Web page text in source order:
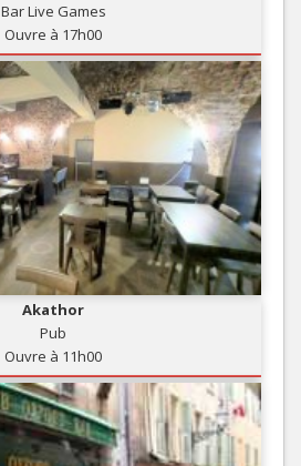
Bar Live Games
Ouvre à 17h00
Akathor
Pub
Ouvre à 11h00